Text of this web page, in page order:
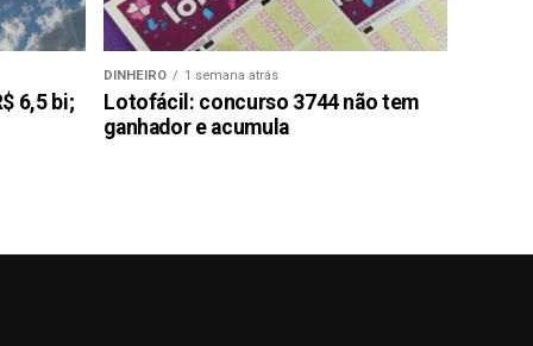
6,5 bi;
DINHEIRO 1 semana atrás
Lotofácil: concurso 3744 não tem
ganhador e acumula